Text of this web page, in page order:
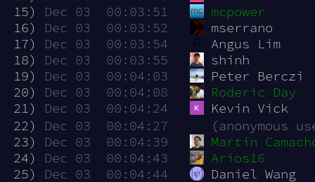
15)
Dec 03  00:03:51
mcpower
16)
Dec 03  00:03:52
mserrano
17)
Dec 03  00:03:54
Angus Lim
18)
Dec 03  00:03:55
shinh
19)
Dec 03  00:04:03
Peter Berczi
20)
Dec 03  00:04:08
Roderic Day
21)
Dec 03  00:04:24
Kevin Vick
22)
Dec 03  00:04:27
(anonymous
23)
Dec 03  00:04:39
Martin
24)
Dec 03  00:04:43
Arios16
25)
Dec 03  00:04:44
Daniel Wang